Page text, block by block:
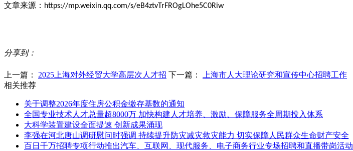
文章来源： https://mp.weixin.qq.com/s/eB4ztvTrFROgLOhe5C0Riw
分享到：
上一篇： 2025上海对外经贸大学高层次人才招 下一篇：
上海市人大理论研究和宣传中心招聘工作
相关推荐
关于调整2026年度住房公积金缴存基数的通知
全国专业技术人才总量超8000万 加快构建人才培养、激励、保障服务全周期投入体系
大科学装置建设全面提速 创新成果涌现
李强在河北唐山调研慰问时强调 持续提升防灾减灾救灾能力 切实保障人民群众生命财产安全
百日千万招聘专项行动推出汽车、互联网、现代服务、电子商务行业专场招聘和直播带岗活动